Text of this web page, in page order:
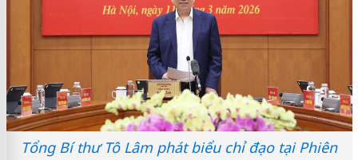
Tổng Bí thư Tô Lâm phát biểu chỉ đạo tại Phiên